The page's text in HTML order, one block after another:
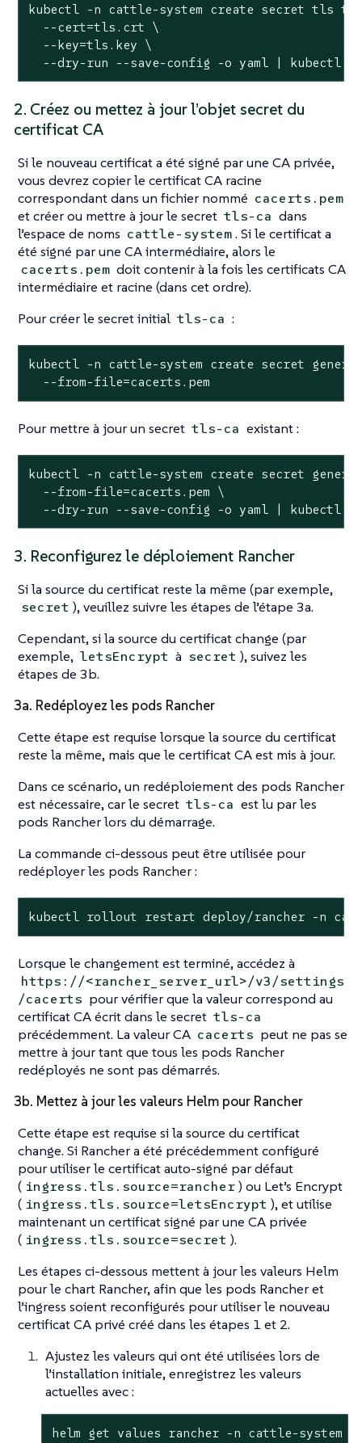
kubectl -n cattle-system create secret tls
  --cert=tls.crt \
  --key=tls.key \
--dry-run --save-config -o yaml | kubectl
2. Créez ou mettez à jour l’objet secret du
certificat CA
Si le nouveau certificat a été signé par une CA privée,
vous devrez copier le certificat CA racine
correspondant dans un fichier nommé cacerts.pem
et créer ou mettre à jour le secret tls-ca dans
l’espace de noms cattle-system. Si le certificat a
été signé par une CA intermédiaire, alors le
cacerts.pem doit contenir à la fois les certificats CA
intermédiaire et racine (dans cet ordre).
Pour créer le secret initial tls-ca :
kubectl -n cattle-system create secret
  --from-file=cacerts.pem
Pour mettre à jour un secret tls-ca existant :
kubectl -n cattle-system create secret
  --from-file=cacerts.pem \
--dry-run --save-config -o yaml | kubectl
3. Reconfigurez le déploiement Rancher
Si la source du certificat reste la même (par exemple,
secret ), veuillez suivre les étapes de l’étape 3a.
Cependant, si la source du certificat change (par
exemple, letsEncrypt à secret ), suivez les
étapes de 3b.
3a. Redéployez les pods Rancher
Cette étape est requise lorsque la source du certificat
reste la même, mais que le certificat CA est mis à jour.
Dans ce scénario, un redéploiement des pods Rancher
est nécessaire, car le secret tls-ca est lu par les
pods Rancher lors du démarrage.
La commande ci-dessous peut être utilisée pour
redéployer les pods Rancher :
kubectl rollout restart deploy/rancher -n
Lorsque le changement est terminé, accédez à
https://<rancher_server_url>/v3/settings
/cacerts pour vérifier que la valeur correspond au
certificat CA écrit dans le secret tls-ca
précédemment. La valeur CA cacerts peut ne pas se
mettre à jour tant que tous les pods Rancher
redéployés ne sont pas démarrés.
3b. Mettez à jour les valeurs Helm pour Rancher
Cette étape est requise si la source du certificat
change. Si Rancher a été précédemment configuré
pour utiliser le certificat auto-signé par défaut
( ingress.tls.source=rancher) ou Let’s Encrypt
( ingress.tls.source=letsEncrypt ), et utilise
maintenant un certificat signé par une CA privée
( ingress.tls.source=secret ).
Les étapes ci-dessous mettent à jour les valeurs Helm
pour le chart Rancher, afin que les pods Rancher et
l’ingress soient reconfigurés pour utiliser le nouveau
certificat CA privé créé dans les étapes 1 et 2.
Ajustez les valeurs qui ont été utilisées lors de
l’installation initiale, enregistrez les valeurs
actuelles avec :
helm get values rancher -n cattle-system -